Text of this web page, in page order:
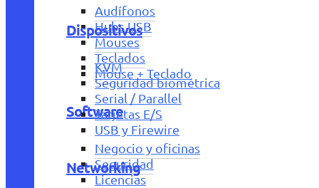
Audífonos
Hubs USB
Mouses
Teclados
Mouse + Teclado
Software
Negocio y oficinas
Seguridad
Licencias
Dispositivos
KVM
Seguridad biométrica
Serial / Parallel
Tarjetas E/S
USB y Firewire
Networking